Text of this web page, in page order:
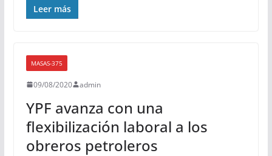
Leer más
MASAS-375
09/08/2020 admin
YPF avanza con una
flexibilización laboral a los
obreros petroleros